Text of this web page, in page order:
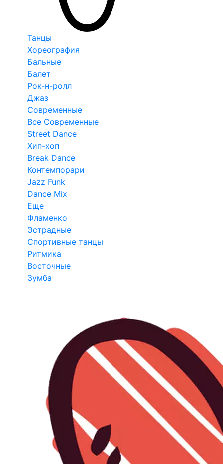
Танцы
Хореография
Бальные
Балет
Рок-н-ролл
Джаз
Современные
Все Современные
Street Dance
Хип-хоп
Break Dance
Контемпорари
Jazz Funk
Dance Mix
Еще
Фламенко
Эстрадные
Спортивные танцы
Ритмика
Восточные
Зумба